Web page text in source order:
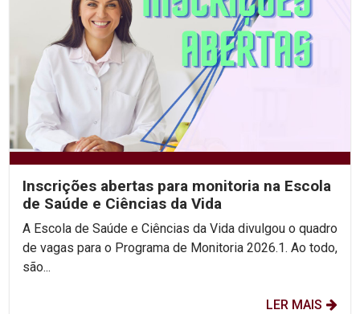
Inscrições abertas para monitoria na Escola
de Saúde e Ciências da Vida
A Escola de Saúde e Ciências da Vida divulgou o quadro
de vagas para o Programa de Monitoria 2026.1. Ao todo,
são...
LER MAIS